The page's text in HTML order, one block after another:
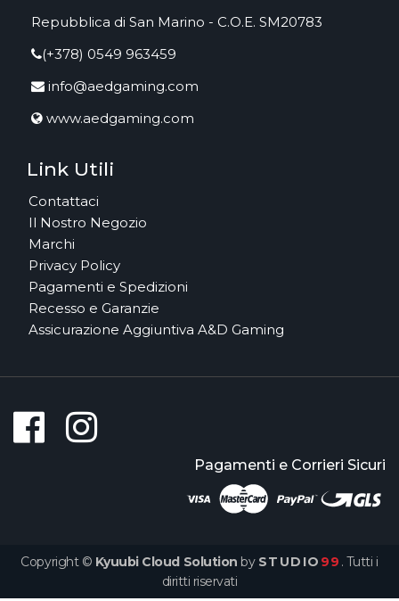
Repubblica di San Marino - C.O.E. SM20783
(+378) 0549 963459
info@aedgaming.com
www.aedgaming.com
Link Utili
Contattaci
Il Nostro Negozio
Marchi
Privacy Policy
Pagamenti e Spedizioni
Recesso e Garanzie
Assicurazione Aggiuntiva A&D Gaming
Pagamenti e Corrieri Sicuri
Copyright © Kyuubi Cloud Solution by STUDIO 99 . Tutti i
diritti riservati